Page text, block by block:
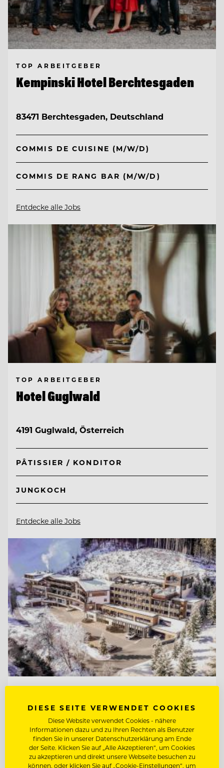
TOP ARBEITGEBER
Kempinski Hotel Berchtesgaden
83471 Berchtesgaden, Deutschland
COMMIS DE CUISINE (M/W/D)
COMMIS DE RANG BAR (M/W/D)
Entdecke alle Jobs
TOP ARBEITGEBER
Hotel Guglwald
4191 Guglwald, Österreich
PÂTISSIER / KONDITOR
JUNGKOCH
Entdecke alle Jobs
Natur- & Biohotel Bergzeit
6675 Tannheim, Österreich
DIESE SEITE VERWENDET COOKIES
Diese Website verwendet Cookies - nähere
Informationen dazu und zu Ihren Rechten als Benutzer
finden Sie in unserer Datenschutzerklärung am Ende
der Seite. Klicken Sie auf „Alle Akzeptieren“, um Cookies
zu akzeptieren und direkt unsere Webseite besuchen zu
können, oder klicken Sie auf „Cookie-Einstellungen“, um